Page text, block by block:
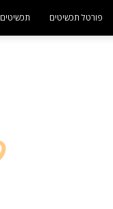
פורטל תכשיטים תכשיטים